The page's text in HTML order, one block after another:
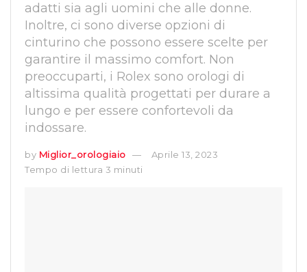
adatti sia agli uomini che alle donne.
Inoltre, ci sono diverse opzioni di
cinturino che possono essere scelte per
garantire il massimo comfort. Non
preoccuparti, i Rolex sono orologi di
altissima qualità progettati per durare a
lungo e per essere confortevoli da
indossare.
by Miglior_orologiaio
Aprile 13, 2023
Tempo di lettura 3 minuti